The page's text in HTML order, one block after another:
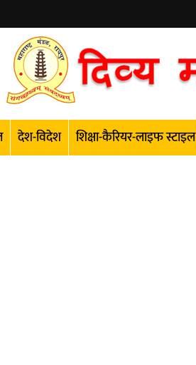
देश-विदेश शिक्षा-कैरियर-लाइफ स्टाइल